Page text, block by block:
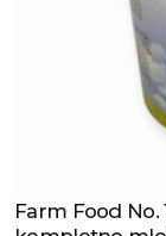
Zobacz
Farm Food No.